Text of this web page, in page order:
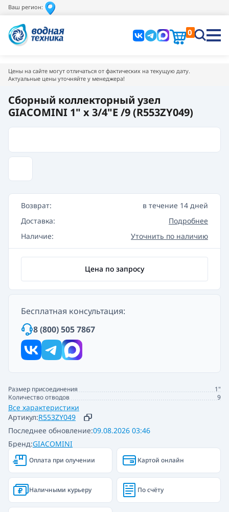
Ваш регион:
0
Цены на сайте могут отличаться от фактических на текущую дату.
Актуальные цены уточняйте у менеджера!
Сборный коллекторный узел
GIACOMINI 1" x 3/4"E /9 (R553ZY049)
Артикул:R553ZY049
Бренд:GIACOMINI
Последнее обновление:09.08.2026 03:46
Размер присоединения
1"
Количество отводов
9
Все характеристики
Возврат:
в течение 14 дней
Доставка:
Подробнее
Наличие:
Уточнить по наличию
Цена по запросу
Бесплатная консультация:
8 (800) 505 7867
Оплата при олучении Картой онлайн
Наличными курьеру По счёту